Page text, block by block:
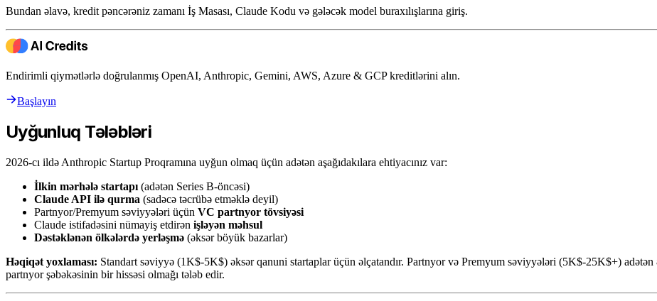
Bundan əlavə, kredit pəncərəniz zamanı İş Masası, Claude Kodu və gələcək model buraxılışlarına giriş.
Endirimli qiymətlərlə doğrulanmış OpenAI, Anthropic, Gemini, AWS, Azure & GCP kreditlərini alın.
Başlayın
Uyğunluq Tələbləri
2026-cı ildə Anthropic Startup Proqramına uyğun olmaq üçün adətən aşağıdakılara ehtiyacınız var:
İlkin mərhələ startapı (adətən Series B-öncəsi)
Claude API ilə qurma (sadəcə təcrübə etməklə deyil)
Partnyor/Premyum səviyyələri üçün VC partnyor tövsiyəsi
Claude istifadəsini nümayiş etdirən işləyən məhsul
Dəstəklənən ölkələrdə yerləşmə (əksər böyük bazarlar)
Həqiqət yoxlaması: Standart səviyyə (1K$-5K$) əksər qanuni startaplar üçün əlçatandır. Partnyor və Premyum səviyyələri (5K$-25K$+)
partnyor şəbəkəsinin bir hissəsi olmağı tələb edir.